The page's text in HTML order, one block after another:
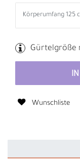
Gürtelgröße
Wunschliste